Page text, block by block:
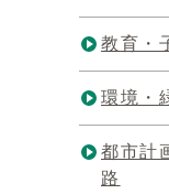
教育・
環境・
都市計
路